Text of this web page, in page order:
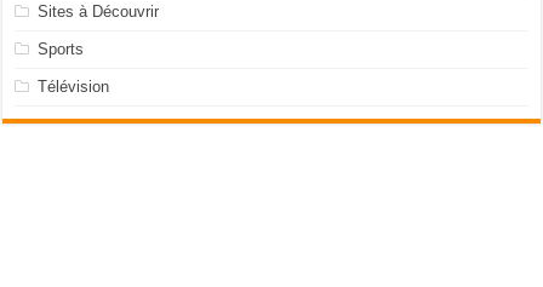
Sites à Découvrir
Sports
Télévision